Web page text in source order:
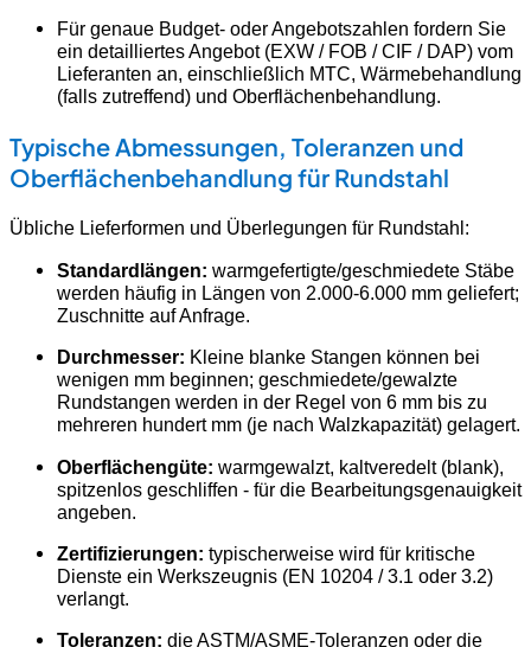
Für genaue Budget- oder Angebotszahlen fordern Sie
ein detailliertes Angebot (EXW / FOB / CIF / DAP) vom
Lieferanten an, einschließlich MTC, Wärmebehandlung
(falls zutreffend) und Oberflächenbehandlung.
Typische Abmessungen, Toleranzen und
Oberflächenbehandlung für Rundstahl
Übliche Lieferformen und Überlegungen für Rundstahl:
Standardlängen: warmgefertigte/geschmiedete Stäbe
werden häufig in Längen von 2.000-6.000 mm geliefert;
Zuschnitte auf Anfrage.
Durchmesser: Kleine blanke Stangen können bei
wenigen mm beginnen; geschmiedete/gewalzte
Rundstangen werden in der Regel von 6 mm bis zu
mehreren hundert mm (je nach Walzkapazität) gelagert.
Oberflächengüte: warmgewalzt, kaltveredelt (blank),
spitzenlos geschliffen - für die Bearbeitungsgenauigkeit
angeben.
Zertifizierungen: typischerweise wird für kritische
Dienste ein Werkszeugnis (EN 10204 / 3.1 oder 3.2)
verlangt.
Toleranzen: die ASTM/ASME-Toleranzen oder die